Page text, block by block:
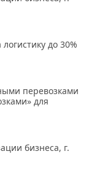
до 30%
перевозками
для
бизнеса, г.